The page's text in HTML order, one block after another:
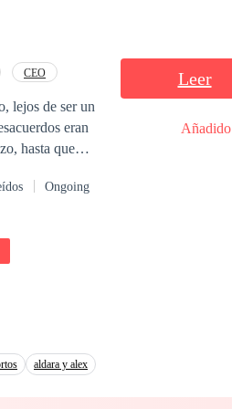
con
CEO
lejos de ser un
eran
hasta que
un par de
Ongoing
Leer
Añadido
aldara y alex